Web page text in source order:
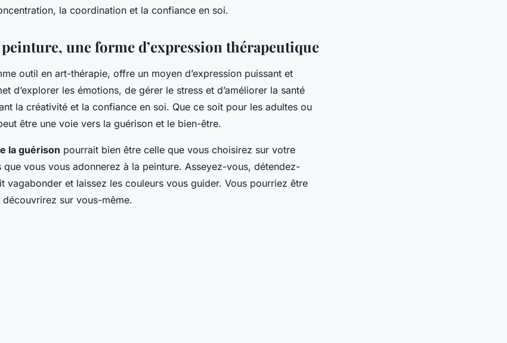
la coordination et la confiance en soi.
une forme d’expression thérapeutique
outil en art-thérapie, offre un moyen d’expression puissant et
d’explorer les émotions, de gérer le stress et d’améliorer la santé
la créativité et la confiance en soi. Que ce soit pour les adultes ou
être une voie vers la guérison et le bien-être.
la guérison pourrait bien être celle que vous choisirez sur votre
vous vous adonnerez à la peinture. Asseyez-vous, détendez-
vagabonder et laissez les couleurs vous guider. Vous pourriez être
sur vous-même.